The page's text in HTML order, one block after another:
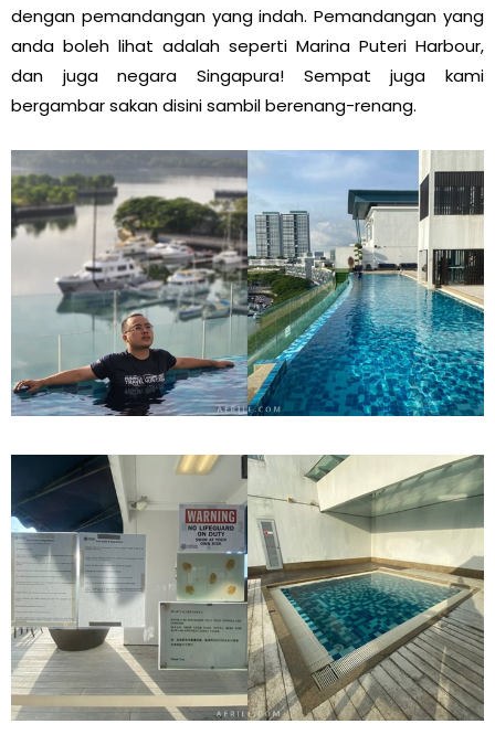
dengan pemandangan yang indah. Pemandangan yang
anda boleh lihat adalah seperti Marina Puteri Harbour,
dan juga negara Singapura! Sempat juga kami
bergambar sakan disini sambil berenang-renang.